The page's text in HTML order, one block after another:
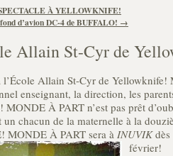
À YELLOWKNIFE!
d’avion DC-4 de BUFFALO! →
Allain St-Cyr de
l’École Allain St-Cyr de Yellowknife!
enseignant, la direction, les
MONDE À PART n’est pas prêt
un chacun de la maternelle à la
MONDE À PART sera à INUVIK
février!